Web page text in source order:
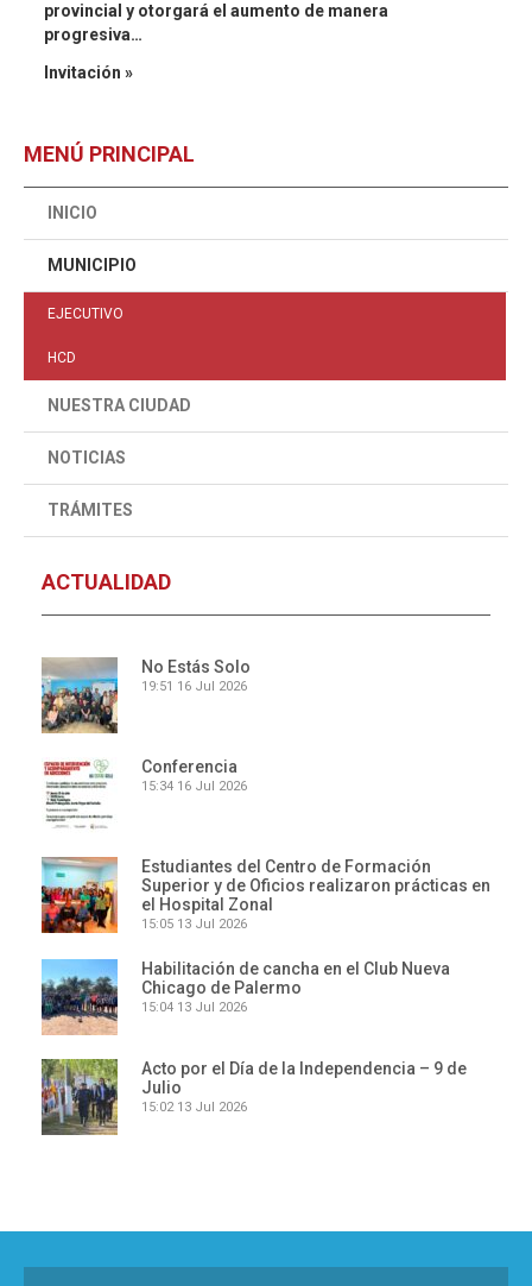
provincial y otorgará el aumento de manera
progresiva…
Invitación »
MENÚ PRINCIPAL
INICIO
MUNICIPIO
EJECUTIVO
HCD
NUESTRA CIUDAD
NOTICIAS
TRÁMITES
ACTUALIDAD
No Estás Solo
19:51 16 Jul 2026
Conferencia
15:34 16 Jul 2026
Estudiantes del Centro de Formación
Superior y de Oficios realizaron prácticas en
el Hospital Zonal
15:05 13 Jul 2026
Habilitación de cancha en el Club Nueva
Chicago de Palermo
15:04 13 Jul 2026
Acto por el Día de la Independencia – 9 de
Julio
15:02 13 Jul 2026